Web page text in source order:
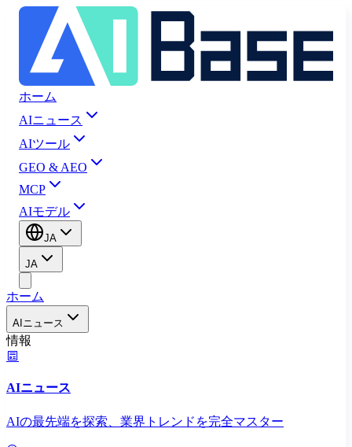
ホーム
AIニュース
AIツール
GEO & AEO
MCP
AIモデル
JA
JA
ホーム
AIニュース
情報
AIニュース
AIの最先端を探索、業界トレンドを完全マスター